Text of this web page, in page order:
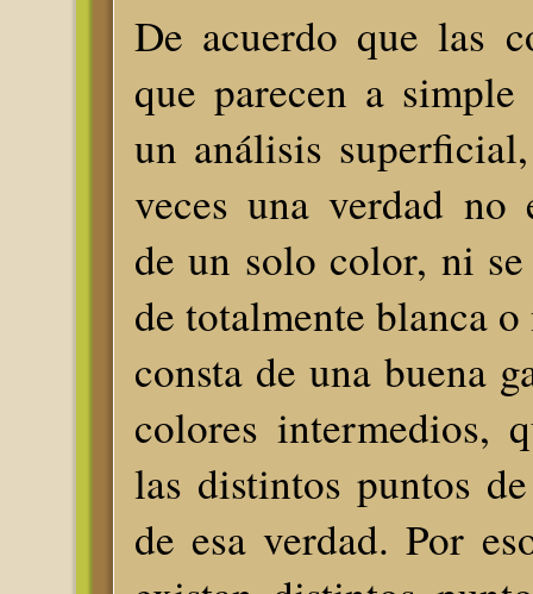
De acuerdo que las
que parecen a
un análisis
veces una verdad no
de un solo color, ni
de totalmente blanca
consta de una buena
colores intermedios,
las distintos puntos
de esa verdad. Por